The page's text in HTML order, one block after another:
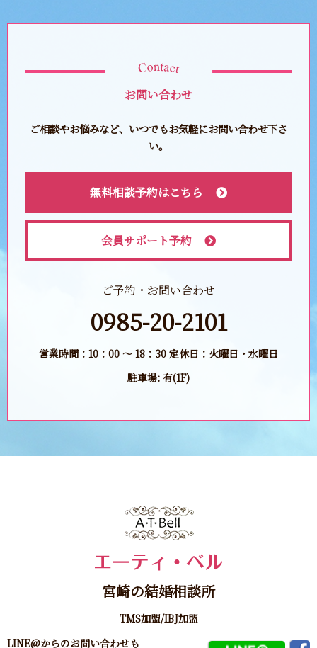
お問い合わせ
ご相談やお悩みなど、いつでもお気軽にお問い合わせ下さ
い。
無料相談予約はこちら
会員サポート予約
ご予約・お問い合わせ
0985-20-2101
営業時間：10：00 ～ 18：30 定休日：火曜日・水曜日
駐車場: 有(1F)
宮崎の結婚相談所
TMS加盟/IBJ加盟
LINE@からのお問い合わせも